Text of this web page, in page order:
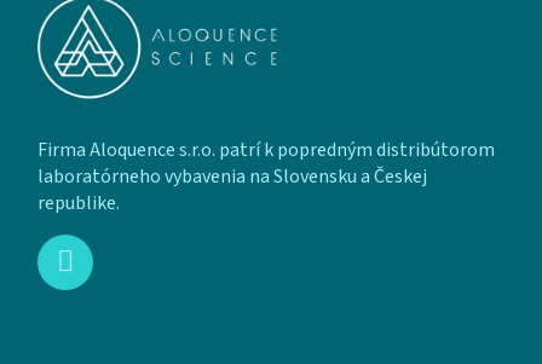
Firma Aloquence s.r.o. patrí k popredným distribútorom
laboratórneho vybavenia na Slovensku a Českej
republike.